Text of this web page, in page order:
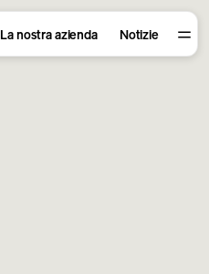
La nostra azienda Notizie